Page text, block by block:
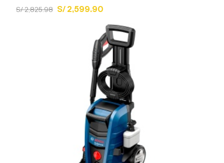
S/ 2,825.98 S/ 2,599.90